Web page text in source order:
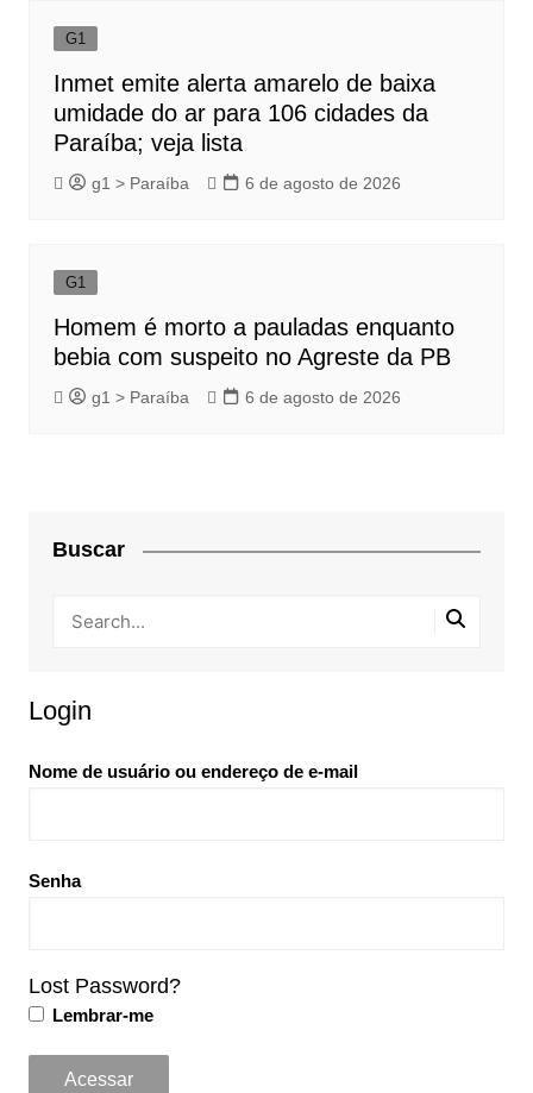
G1
Inmet emite alerta amarelo de baixa
umidade do ar para 106 cidades da
Paraíba; veja lista
g1 > Paraíba 6 de agosto de 2026
G1
Homem é morto a pauladas enquanto
bebia com suspeito no Agreste da PB
g1 > Paraíba 6 de agosto de 2026
Buscar
Login
Nome de usuário ou endereço de e-mail
Senha
Lost Password?
Lembrar-me